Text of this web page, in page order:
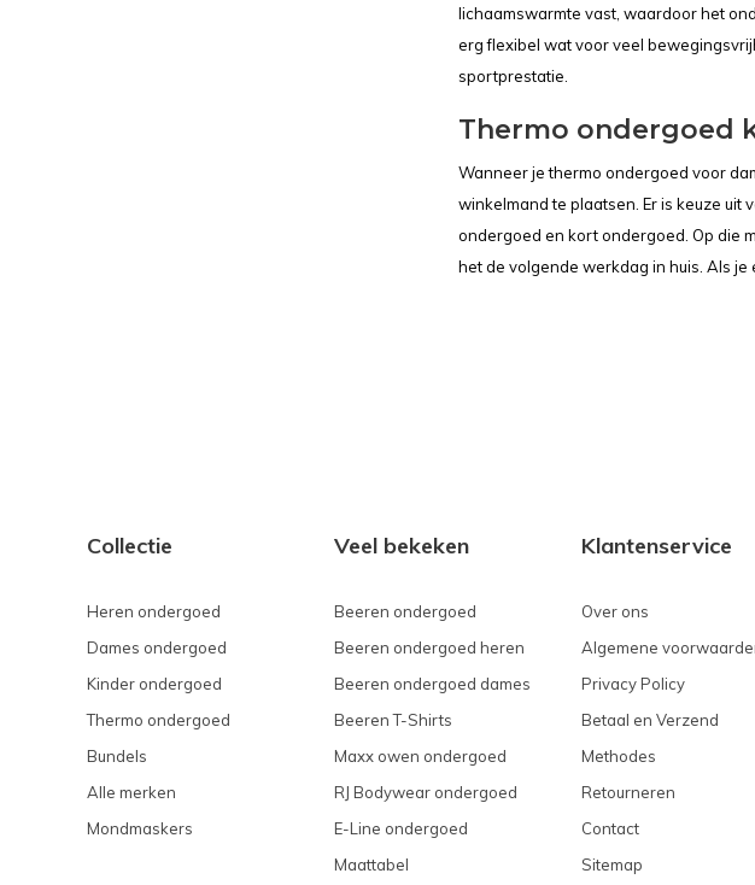
lichaamswarmte vast, waardoor het
erg flexibel wat voor veel
sportprestatie.
Thermo ondergoed
Wanneer je thermo ondergoed voor
winkelmand te plaatsen. Er is keuze
ondergoed en kort ondergoed. Op die
het de volgende werkdag in huis. Als
Collectie
Heren ondergoed
Dames ondergoed
Kinder ondergoed
Thermo ondergoed
Bundels
Alle merken
Mondmaskers
Veel bekeken
Beeren ondergoed
Beeren ondergoed heren
Beeren ondergoed dames
Beeren T-Shirts
Maxx owen ondergoed
RJ Bodywear ondergoed
E-Line ondergoed
Maattabel
Klantenservice
Over ons
Algemene
Privacy Policy
Betaal en Verzend
Methodes
Retourneren
Contact
Sitemap